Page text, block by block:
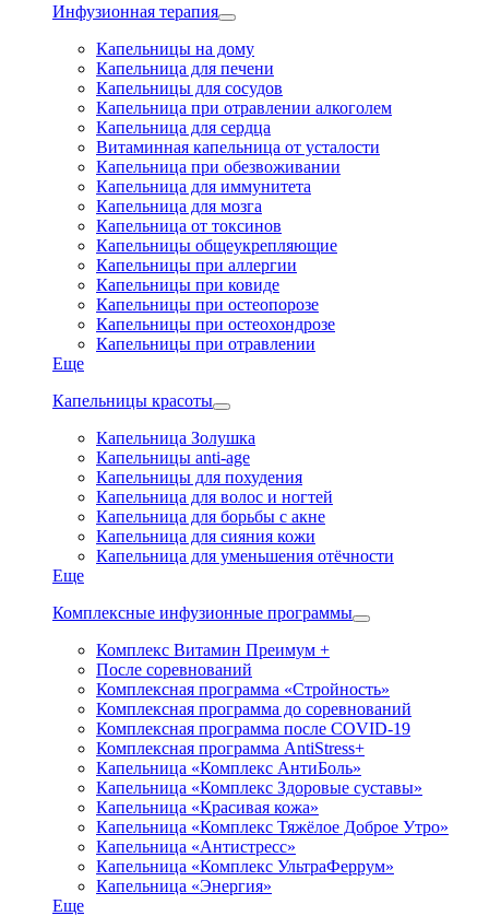
Инфузионная терапия
Капельницы на дому
Капельница для печени
Капельницы для сосудов
Капельница при отравлении алкоголем
Капельница для сердца
Витаминная капельница от усталости
Капельница при обезвоживании
Капельница для иммунитета
Капельница для мозга
Капельница от токсинов
Капельницы общеукрепляющие
Капельницы при аллергии
Капельницы при ковиде
Капельницы при остеопорозе
Капельницы при остеохондрозе
Капельницы при отравлении
Еще
Капельницы красоты
Капельница Золушка
Капельницы anti-age
Капельницы для похудения
Капельница для волос и ногтей
Капельница для борьбы с акне
Капельница для сияния кожи
Капельница для уменьшения отёчности
Еще
Комплексные инфузионные программы
Комплекс Витамин Преимум +
После соревнований
Комплексная программа «Стройность»
Комплексная программа до соревнований
Комплексная программа после COVID-19
Комплексная программа AntiStress+
Капельница «Комплекс АнтиБоль»
Капельница «Комплекс Здоровые суставы»
Капельница «Красивая кожа»
Капельница «Комплекс Тяжёлое Доброе Утро»
Капельница «Антистресс»
Капельница «Комплекс УльтраФеррум»
Капельница «Энергия»
Еще